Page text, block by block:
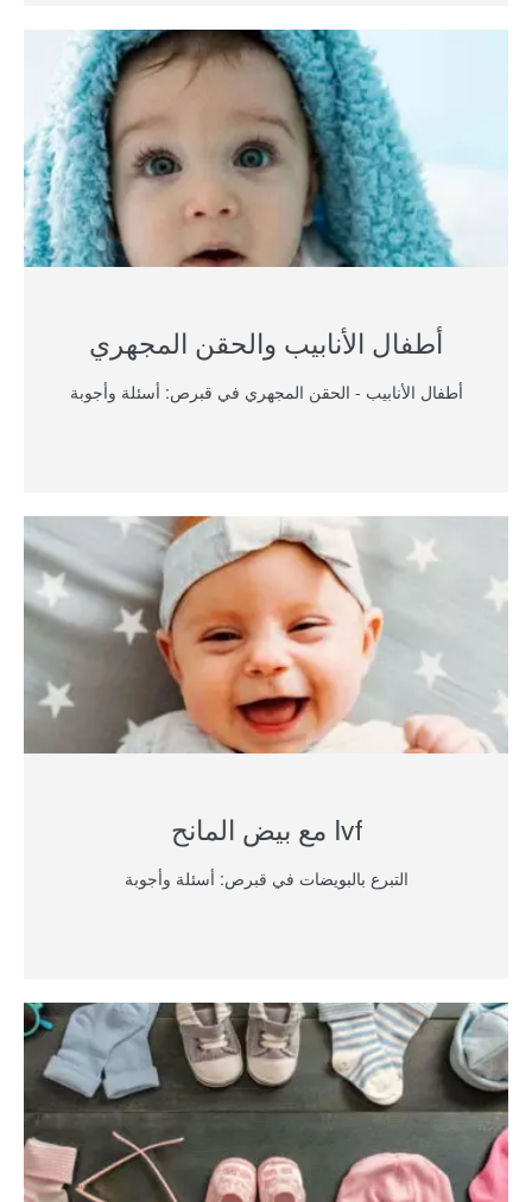
أطفال الأنابيب والحقن المجهري
أطفال الأنابيب - الحقن المجهري في قبرص: أسئلة وأجوبة
Ivf مع بيض المانح
التبرع بالبويضات في قبرص: أسئلة وأجوبة